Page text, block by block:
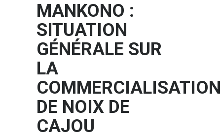
MANKONO :
SITUATION
GÉNÉRALE SUR
LA
COMMERCIALISATION
DE NOIX DE
CAJOU